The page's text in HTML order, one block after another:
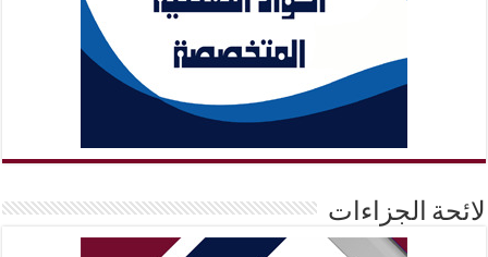
لائحة الجزاءات